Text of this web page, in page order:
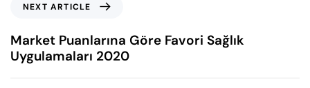
NEXT ARTICLE
Market Puanlarına Göre Favori Sağlık
Uygulamaları 2020